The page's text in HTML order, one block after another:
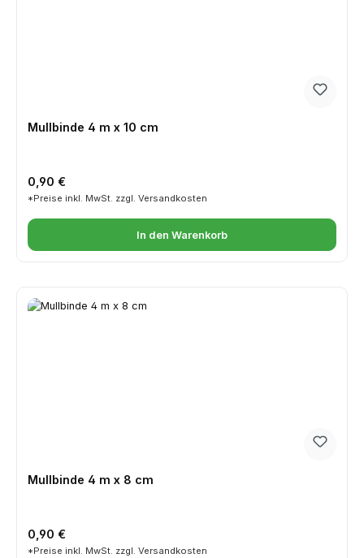
Mullbinde 4 m x 10 cm
Regulärer Preis:
0,90 €
*Preise inkl. MwSt. zzgl. Versandkosten
In den Warenkorb
Mullbinde 4 m x 8 cm
Regulärer Preis:
0,90 €
*Preise inkl. MwSt. zzgl. Versandkosten